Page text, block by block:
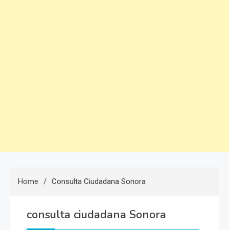
Home Consulta Ciudadana Sonora
consulta ciudadana Sonora